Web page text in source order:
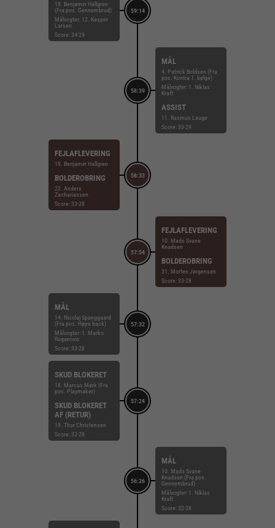
59:14
19. Benjamin Hallgren
(Fra pos. Gennembrud)
Målvogter: 12. Kasper
Larsen
Score: 34-29
58:39
MÅL
4. Patrick Boldsen (Fra
pos. Kontra 1. bølge)
Målvogter: 1. Niklas
Kraft
ASSIST
11. Rasmus Lauge
Score: 33-29
58:33
FEJLAFLEVERING
19. Benjamin Hallgren
BOLDEROBRING
22. Anders
Zachariassen
Score: 33-28
57:54
FEJLAFLEVERING
10. Mads Svane
Knudsen
BOLDEROBRING
31. Morten Jørgensen
Score: 33-28
57:32
MÅL
14. Nicolaj Spanggaard
(Fra pos. Højre back)
Målvogter: 1. Marko
Roganovic
Score: 33-28
57:24
SKUD BLOKERET
18. Marcus Mørk (Fra
pos. Playmaker)
SKUD BLOKERET
AF (RETUR)
19. Thor Christensen
Score: 32-28
56:26
MÅL
10. Mads Svane
Knudsen (Fra pos.
Gennembrud)
Målvogter: 1. Niklas
Kraft
Score: 32-28